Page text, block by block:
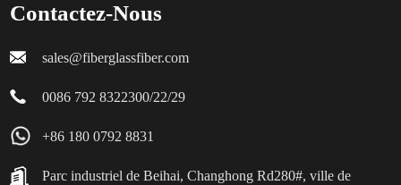
Contactez-Nous
sales@fiberglassfiber.com
0086 792 8322300/22/29
+86 180 0792 8831
Parc industriel de Beihai, Changhong Rd280#, ville de